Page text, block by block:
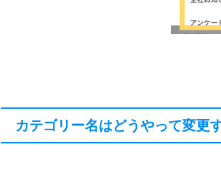
カテゴリー名はどうやって変更